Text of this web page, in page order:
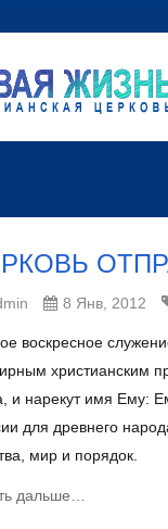
8 Янв, 2012
воскресное
христианским
и нарекут имя Ему:
для древнего
мир и порядок.
дальше…